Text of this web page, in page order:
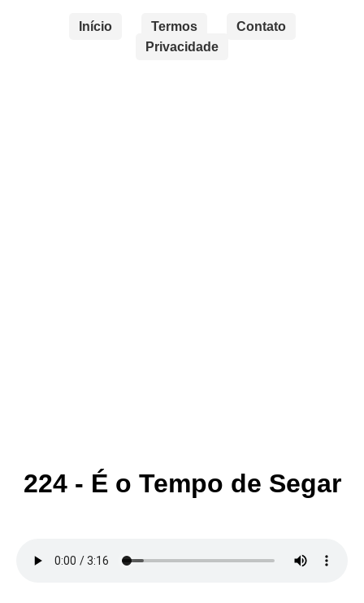
Início Termos
Contato
Privacidade
224 - É o Tempo de Segar